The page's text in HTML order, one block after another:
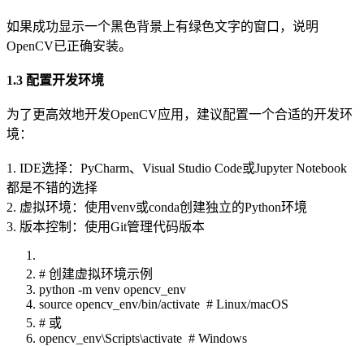
如果成功显示一个黑色背景上有绿色文字的窗口，说明
OpenCV已正确安装。
1.3 配置开发环境
为了更高效地开发OpenCV应用，建议配置一个合适的开发环
境：
1. IDE选择：PyCharm、Visual Studio Code或Jupyter Notebook
都是不错的选择
2. 虚拟环境：使用venv或conda创建独立的Python环境
3. 版本控制：使用Git管理代码版本
# 创建虚拟环境示例
python -m venv opencv_env
source opencv_env/bin/activate # Linux/macOS
# 或
opencv_env\Scripts\activate # Windows